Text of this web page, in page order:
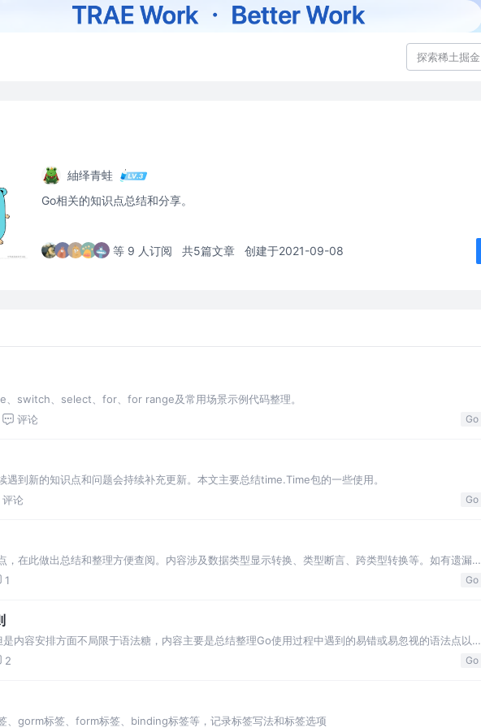
紬绎青蛙
Go相关的知识点总结和分享。
等 9 人订阅 共5篇文章 创建于2021-09-08
、switch、select、for、for range及常用场景示例代码整理。
评论 Go
到新的知识点和问题会持续补充更新。本文主要总结time.Time包的一些使用。
评论 Go
，在此做出总结和整理方便查阅。内容涉及数据类型显示转换、类型断言、跨类型转换等。如有遗漏或
1 Go
内容安排方面不局限于语法糖，内容主要是总结整理Go使用过程中遇到的易错或易忽视的语法点以及
补充和更新。
2 Go
、gorm标签、form标签、binding标签等，记录标签写法和标签选项